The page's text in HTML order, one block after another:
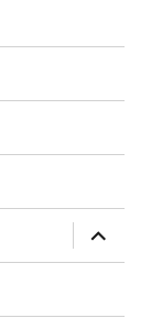
expande
el
menú